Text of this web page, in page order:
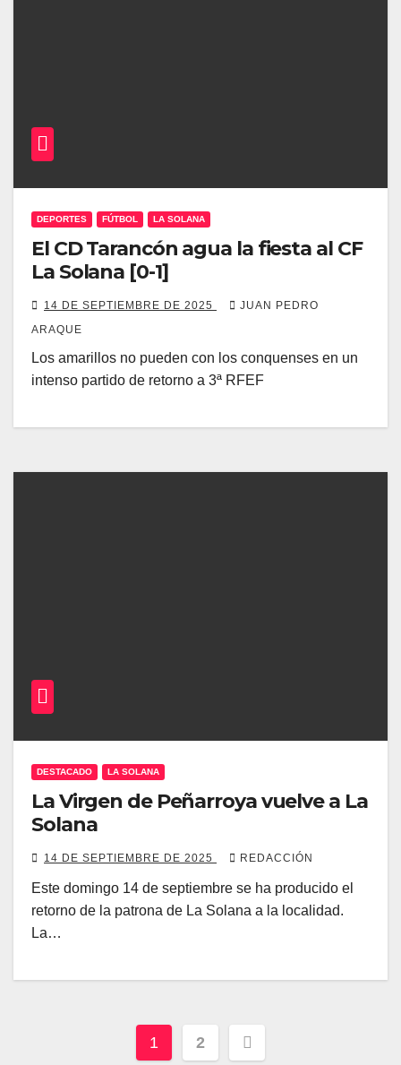
DEPORTES FÚTBOL LA SOLANA
El CD Tarancón agua la fiesta al CF
La Solana [0-1]
14 DE SEPTIEMBRE DE 2025
JUAN PEDRO
ARAQUE
Los amarillos no pueden con los conquenses en un
intenso partido de retorno a 3ª RFEF
DESTACADO LA SOLANA
La Virgen de Peñarroya vuelve a La
Solana
14 DE SEPTIEMBRE DE 2025 REDACCIÓN
Este domingo 14 de septiembre se ha producido el
retorno de la patrona de La Solana a la localidad.
La…
Paginación
1 2